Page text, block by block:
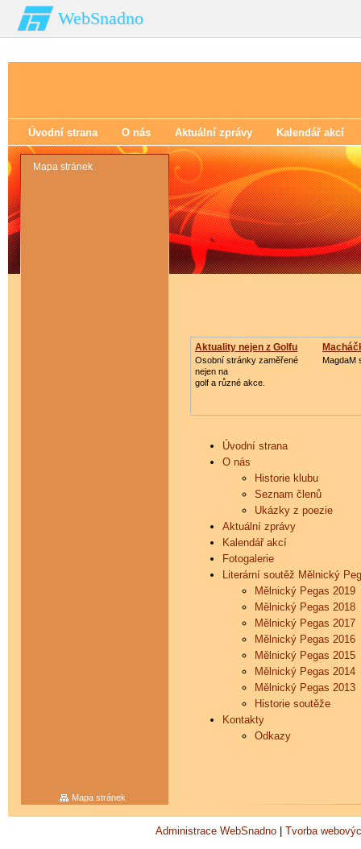
WebSnadno
Úvodní strana O nás Aktuální zprávy Kalendář akcí
Mapa stránek
Aktuality nejen z Golfu
Osobní stránky zaměřené
nejen na
golf a různé akce.
MagdaM
Úvodní strana
O nás
Historie klubu
Seznam členů
Ukázky z poezie
Aktuální zprávy
Kalendář akcí
Fotogalerie
Literární soutěž Mělnický
Mělnický Pegas 2019
Mělnický Pegas 2018
Mělnický Pegas 2017
Mělnický Pegas 2016
Mělnický Pegas 2015
Mělnický Pegas 2014
Mělnický Pegas 2013
Historie soutěže
Kontakty
Odkazy
Mapa stránek
Administrace WebSnadno Tvorba